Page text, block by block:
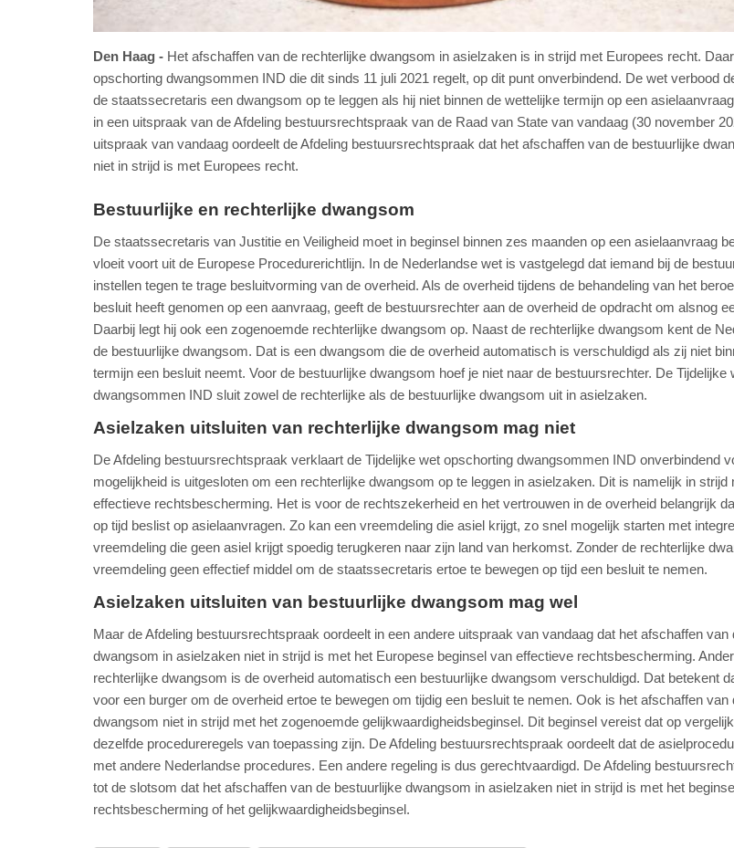
Den Haag
Het afschaffen van de rechterlijke dwangsom in asielzaken is in strijd met Europees recht.
opschorting dwangsommen IND die dit sinds 11 juli 2021 regelt, op dit punt onverbindend. De wet verbood
de staatssecretaris een dwangsom op te leggen als hij niet binnen de wettelijke termijn op een
in een uitspraak van de Afdeling bestuursrechtspraak van de Raad van State van vandaag (30 november
uitspraak van vandaag oordeelt de Afdeling bestuursrechtspraak dat het afschaffen van de bestuurlijke
niet in strijd is met Europees recht.
Bestuurlijke en rechterlijke dwangsom
De staatssecretaris van Justitie en Veiligheid moet in beginsel binnen zes maanden op een asielaanvraag
vloeit voort uit de Europese Procedurerichtlijn. In de Nederlandse wet is vastgelegd dat iemand bij de
instellen tegen te trage besluitvorming van de overheid. Als de overheid tijdens de behandeling van het
besluit heeft genomen op een aanvraag, geeft de bestuursrechter aan de overheid de opdracht om alsnog
Daarbij legt hij ook een zogenoemde rechterlijke dwangsom op. Naast de rechterlijke dwangsom kent de
de bestuurlijke dwangsom. Dat is een dwangsom die de overheid automatisch is verschuldigd als zij niet
termijn een besluit neemt. Voor de bestuurlijke dwangsom hoef je niet naar de bestuursrechter. De Tijdelijke
dwangsommen IND sluit zowel de rechterlijke als de bestuurlijke dwangsom uit in asielzaken.
Asielzaken uitsluiten van rechterlijke dwangsom mag niet
De Afdeling bestuursrechtspraak verklaart de Tijdelijke wet opschorting dwangsommen IND onverbindend
mogelijkheid is uitgesloten om een rechterlijke dwangsom op te leggen in asielzaken. Dit is namelijk in strijd
effectieve rechtsbescherming. Het is voor de rechtszekerheid en het vertrouwen in de overheid belangrijk
op tijd beslist op asielaanvragen. Zo kan een vreemdeling die asiel krijgt, zo snel mogelijk starten met
vreemdeling die geen asiel krijgt spoedig terugkeren naar zijn land van herkomst. Zonder de rechterlijke
vreemdeling geen effectief middel om de staatssecretaris ertoe te bewegen op tijd een besluit te nemen.
Asielzaken uitsluiten van bestuurlijke dwangsom mag wel
Maar de Afdeling bestuursrechtspraak oordeelt in een andere uitspraak van vandaag dat het afschaffen van
dwangsom in asielzaken niet in strijd is met het Europese beginsel van effectieve rechtsbescherming.
rechterlijke dwangsom is de overheid automatisch een bestuurlijke dwangsom verschuldigd. Dat betekent
voor een burger om de overheid ertoe te bewegen om tijdig een besluit te nemen. Ook is het afschaffen van
dwangsom niet in strijd met het zogenoemde gelijkwaardigheidsbeginsel. Dit beginsel vereist dat op
dezelfde procedureregels van toepassing zijn. De Afdeling bestuursrechtspraak oordeelt dat de
met andere Nederlandse procedures. Een andere regeling is dus gerechtvaardigd. De Afdeling
tot de slotsom dat het afschaffen van de bestuurlijke dwangsom in asielzaken niet in strijd is met het
rechtsbescherming of het gelijkwaardigheidsbeginsel.